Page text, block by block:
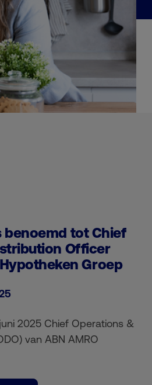
benoemd tot Chief
Officer
Groep
2025 Chief Operations &
van ABN AMRO